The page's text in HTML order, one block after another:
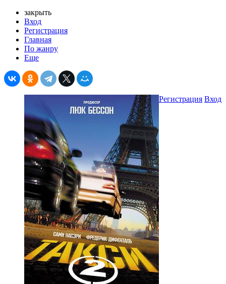
закрыть
Вход
Регистрация
Главная
По жанру
Еще
Регистрация Вход